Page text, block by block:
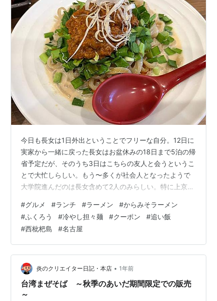
今日も長女は1日外出ということでフリーな自分。12日に
実家から一緒に戻った長女はお盆休みの18日まで5泊の帰
省予定だが、そのうち3日はこちらの友人と会うというこ
とで大忙しらしい。もう〜多くが社会人となったようで
大学院進んだのは長女含めて2人のみらしい。特に上京し
ね。 かみさんはかなりお疲れモードのようで、今日は1日
のんびりするということなので自分1人ランチへ。さて、
何にしようか？そう言えばスマホにラーメン店のクーポ
ン届いていたの思い出した。前回はイマイチでスルーし
たが今回は美味そうでいいんじゃない？ それが過去ラー
メン百名店の常連でもあった人気…
#グルメ #ランチ #ラーメン #からみそラーメン
#ふくろう #冷やし担々麺 #クーポン #追い飯
#西枇杷島 #名古屋
炎のクリエイター日記・本店 • 1年前
台湾まぜそば ～秋季のあいだ期間限定での販売
～